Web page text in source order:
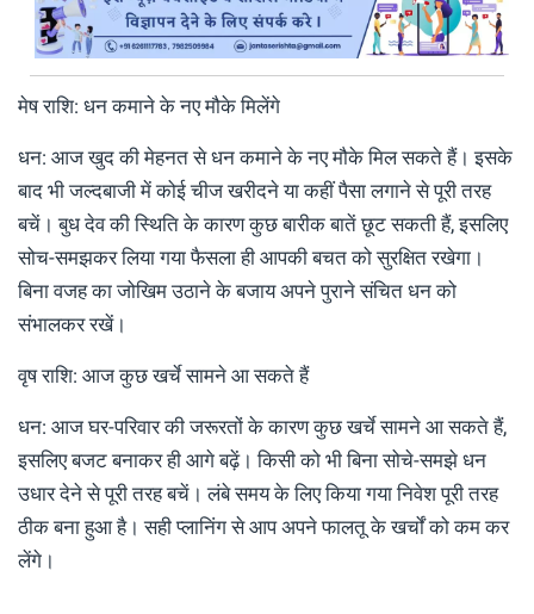
मेष राशि: धन कमाने के नए मौके मिलेंगे
धन: आज खुद की मेहनत से धन कमाने के नए मौके मिल सकते हैं। इसके
बाद भी जल्दबाजी में कोई चीज खरीदने या कहीं पैसा लगाने से पूरी तरह
बचें। बुध देव की स्थिति के कारण कुछ बारीक बातें छूट सकती हैं, इसलिए
सोच-समझकर लिया गया फैसला ही आपकी बचत को सुरक्षित रखेगा।
बिना वजह का जोखिम उठाने के बजाय अपने पुराने संचित धन को
संभालकर रखें।
वृष राशि: आज कुछ खर्चे सामने आ सकते हैं
धन: आज घर-परिवार की जरूरतों के कारण कुछ खर्चे सामने आ सकते हैं,
इसलिए बजट बनाकर ही आगे बढ़ें। किसी को भी बिना सोचे-समझे धन
उधार देने से पूरी तरह बचें। लंबे समय के लिए किया गया निवेश पूरी तरह
ठीक बना हुआ है। सही प्लानिंग से आप अपने फालतू के खर्चों को कम कर
लेंगे।